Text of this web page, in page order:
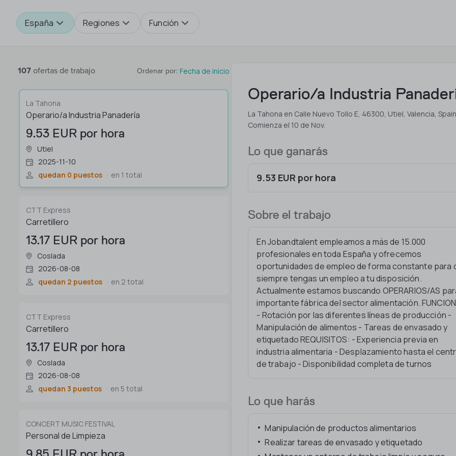
España Regiones Función
107 ofertas de trabajo Ordenar por: Fecha de inicio
La Tahona
Operario/a Industria Panadería
9.53 EUR por hora
Utiel
2025-11-10
quedan 0 puestos
en 1 total
CTT Express
Carretillero
13.17 EUR por hora
Coslada
2026-08-08
quedan 2 puestos
en 2 total
CTT Express
Carretillero
13.17 EUR por hora
Coslada
2026-08-08
quedan 3 puestos
en 5 total
CONCERT MUSIC FESTIVAL
Personal de Limpieza
Operario/a Industria
La Tahona en Calle Nuevo Tollo E, 46300, Utiel, Valencia, Spain
Comienza el 10 de Nov.
Lo que ganarás
9.53 EUR por hora
Sobre el trabajo
En Jobandtalent empleamos a más de 15.000
profesionales en toda España y ofrecemos
oportunidades de empleo de forma constante para
siempre tengas un empleo a tu disposición.
Actualmente estamos buscando OPERARIOS/AS
importante fábrica del sector alimentación.
- Rotación por las diferentes líneas de producción -
Manipulación de alimentos - Tareas de envasado y
etiquetado REQUISITOS: - Experiencia previa en
industria alimentaria - Desplazamiento hasta el
de trabajo - Disponibilidad completa de turnos
Lo que harás
Manipulación de productos alimentarios
Realizar tareas de envasado y etiquetado